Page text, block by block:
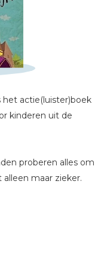
het actie(luister)boek
kinderen uit de
proberen alles om
maar zieker.
van Anke van der